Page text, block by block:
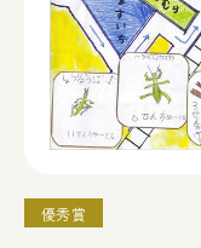
優秀賞